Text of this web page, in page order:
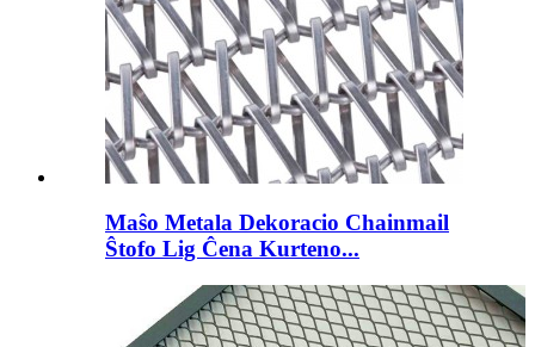
Maŝo Metala Dekoracio Chainmail
Ŝtofo Lig Ĉena Kurteno...